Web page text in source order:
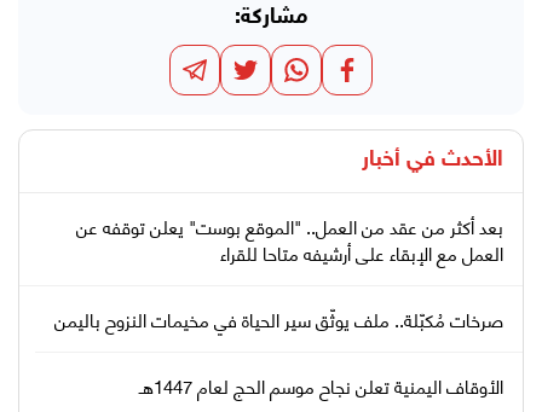
مشاركة:
الأحدث في أخبار
بعد أكثر من عقد من العمل.. "الموقع بوست" يعلن توقفه عن
العمل مع الإبقاء على أرشيفه متاحا للقراء
صرخات مُكبّلة.. ملف يوثّق سير الحياة في مخيمات النزوح باليمن
الأوقاف اليمنية تعلن نجاح موسم الحج لعام 1447هـ